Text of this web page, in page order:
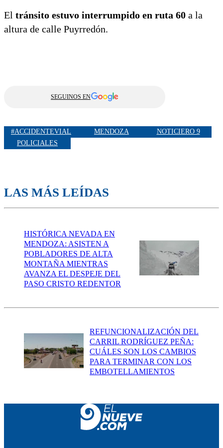
El tránsito estuvo interrumpido en ruta 60 a la
altura de calle Puyrredón.
SEGUINOS EN
#ACCIDENTEVIAL MENDOZA
NOTICIERO 9
POLICIALES
LAS MÁS LEÍDAS
HISTÓRICA NEVADA EN
MENDOZA: ASISTEN A
POBLADORES DE ALTA
MONTAÑA MIENTRAS
AVANZA EL DESPEJE DEL
PASO CRISTO REDENTOR
REFUNCIONALIZACIÓN DEL
CARRIL RODRÍGUEZ PEÑA:
CUÁLES SON LOS CAMBIOS
PARA TERMINAR CON LOS
EMBOTELLAMIENTOS